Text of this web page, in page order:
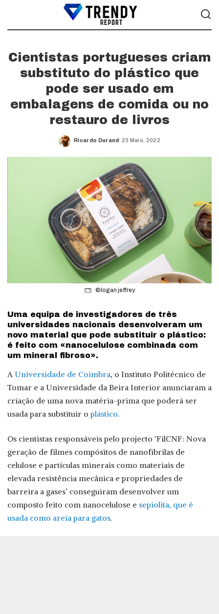
Cientistas portugueses criam
substituto do plástico que
pode ser usado em
embalagens de comida ou no
restauro de livros
Posted
Ricardo Durand 23 Maio, 2022
©logan jeffrey
Uma equipa de investigadores de três
universidades nacionais desenvolveram um
novo material que pode substituir o plástico:
é feito com «nanocelulose combinada com
um mineral fibroso».
A Universidade de Coimbra, o Instituto Politécnico de
Tomar e a Universidade da Beira Interior anunciaram a
criação de uma nova matéria-prima que poderá ser
usada para substituir oplástico.
Os cientistas responsáveis pelo projecto ‘FilCNF: Nova
geração de filmes compósitos de nanofibrilas de
celulose e partículas minerais como materiais de
elevada resistência mecânica e propriedades de
barreira a gases’ conseguiram desenvolver um
composto feito com nanocelulose e sepiolita, que é
usada como areia para gatos.